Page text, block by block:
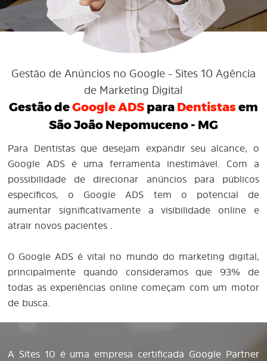
Gestão de Anúncios no Google - Sites 10 Agência
de Marketing Digital
Gestão de Google ADSpara Dentistasem
São João Nepomuceno - MG
Para Dentistas que desejam expandir seu alcance, o
Google ADS é uma ferramenta inestimável. Com a
possibilidade de direcionar anúncios para públicos
específicos, o Google ADS tem o potencial de
aumentar significativamente a visibilidade online e
atrair novos pacientes .
O Google ADS é vital no mundo do marketing digital,
principalmente quando consideramos que 93% de
todas as experiências online começam com um motor
de busca.
A Sites 10 é uma empresa certificada Google Partner